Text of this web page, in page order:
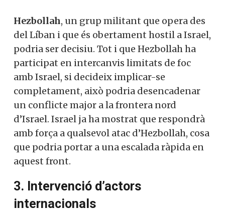
Hezbollah, un grup militant que opera des
del Líban i que és obertament hostil a Israel,
podria ser decisiu. Tot i que Hezbollah ha
participat en intercanvis limitats de foc
amb Israel, si decideix implicar-se
completament, això podria desencadenar
un conflicte major a la frontera nord
d’Israel. Israel ja ha mostrat que respondrà
amb força a qualsevol atac d’Hezbollah, cosa
que podria portar a una escalada ràpida en
aquest front.
3. Intervenció d’actors
internacionals